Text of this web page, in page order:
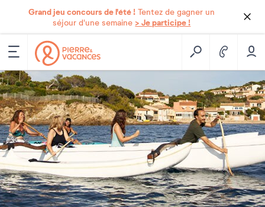
Grand jeu concours de l'été ! Tentez de gagner un
séjour d'une semaine > Je participe !